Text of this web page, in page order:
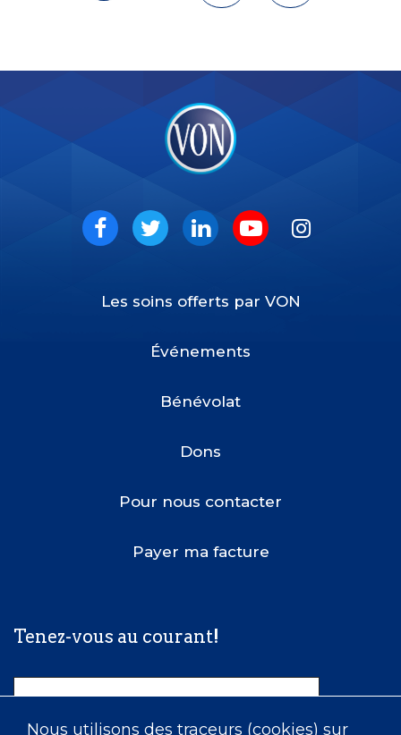
Nous utilisons des traceurs (cookies) sur
Social
Les soins offerts par VON
Événements
Bénévolat
Dons
Pour nous contacter
Payer ma facture
Tenez-vous au courant!
Nom